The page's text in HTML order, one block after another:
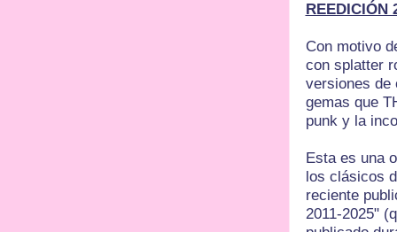
REEDICIÓN
Con motivo
con splatter
versiones de
gemas que
punk y la
Esta es una
los clásicos
reciente
2011-2025"